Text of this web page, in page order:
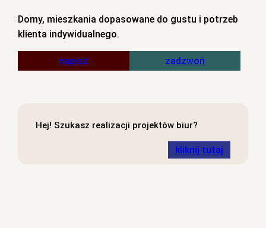
Domy, mieszkania dopasowane do gustu i potrzeb
klienta indywidualnego.
napisz zadzwoń
Hej! Szukasz realizacji projektów biur?
kliknij tutaj